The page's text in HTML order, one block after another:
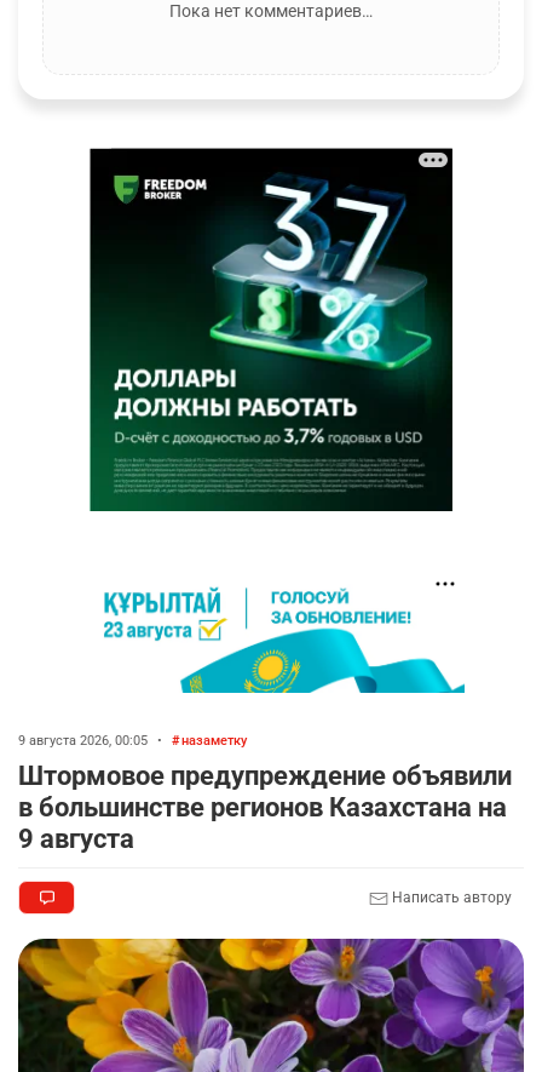
Пока нет комментариев…
9 августа 2026, 00:05 • назаметку
Штормовое предупреждение объявили
в большинстве регионов Казахстана на
9 августа
Написать автору